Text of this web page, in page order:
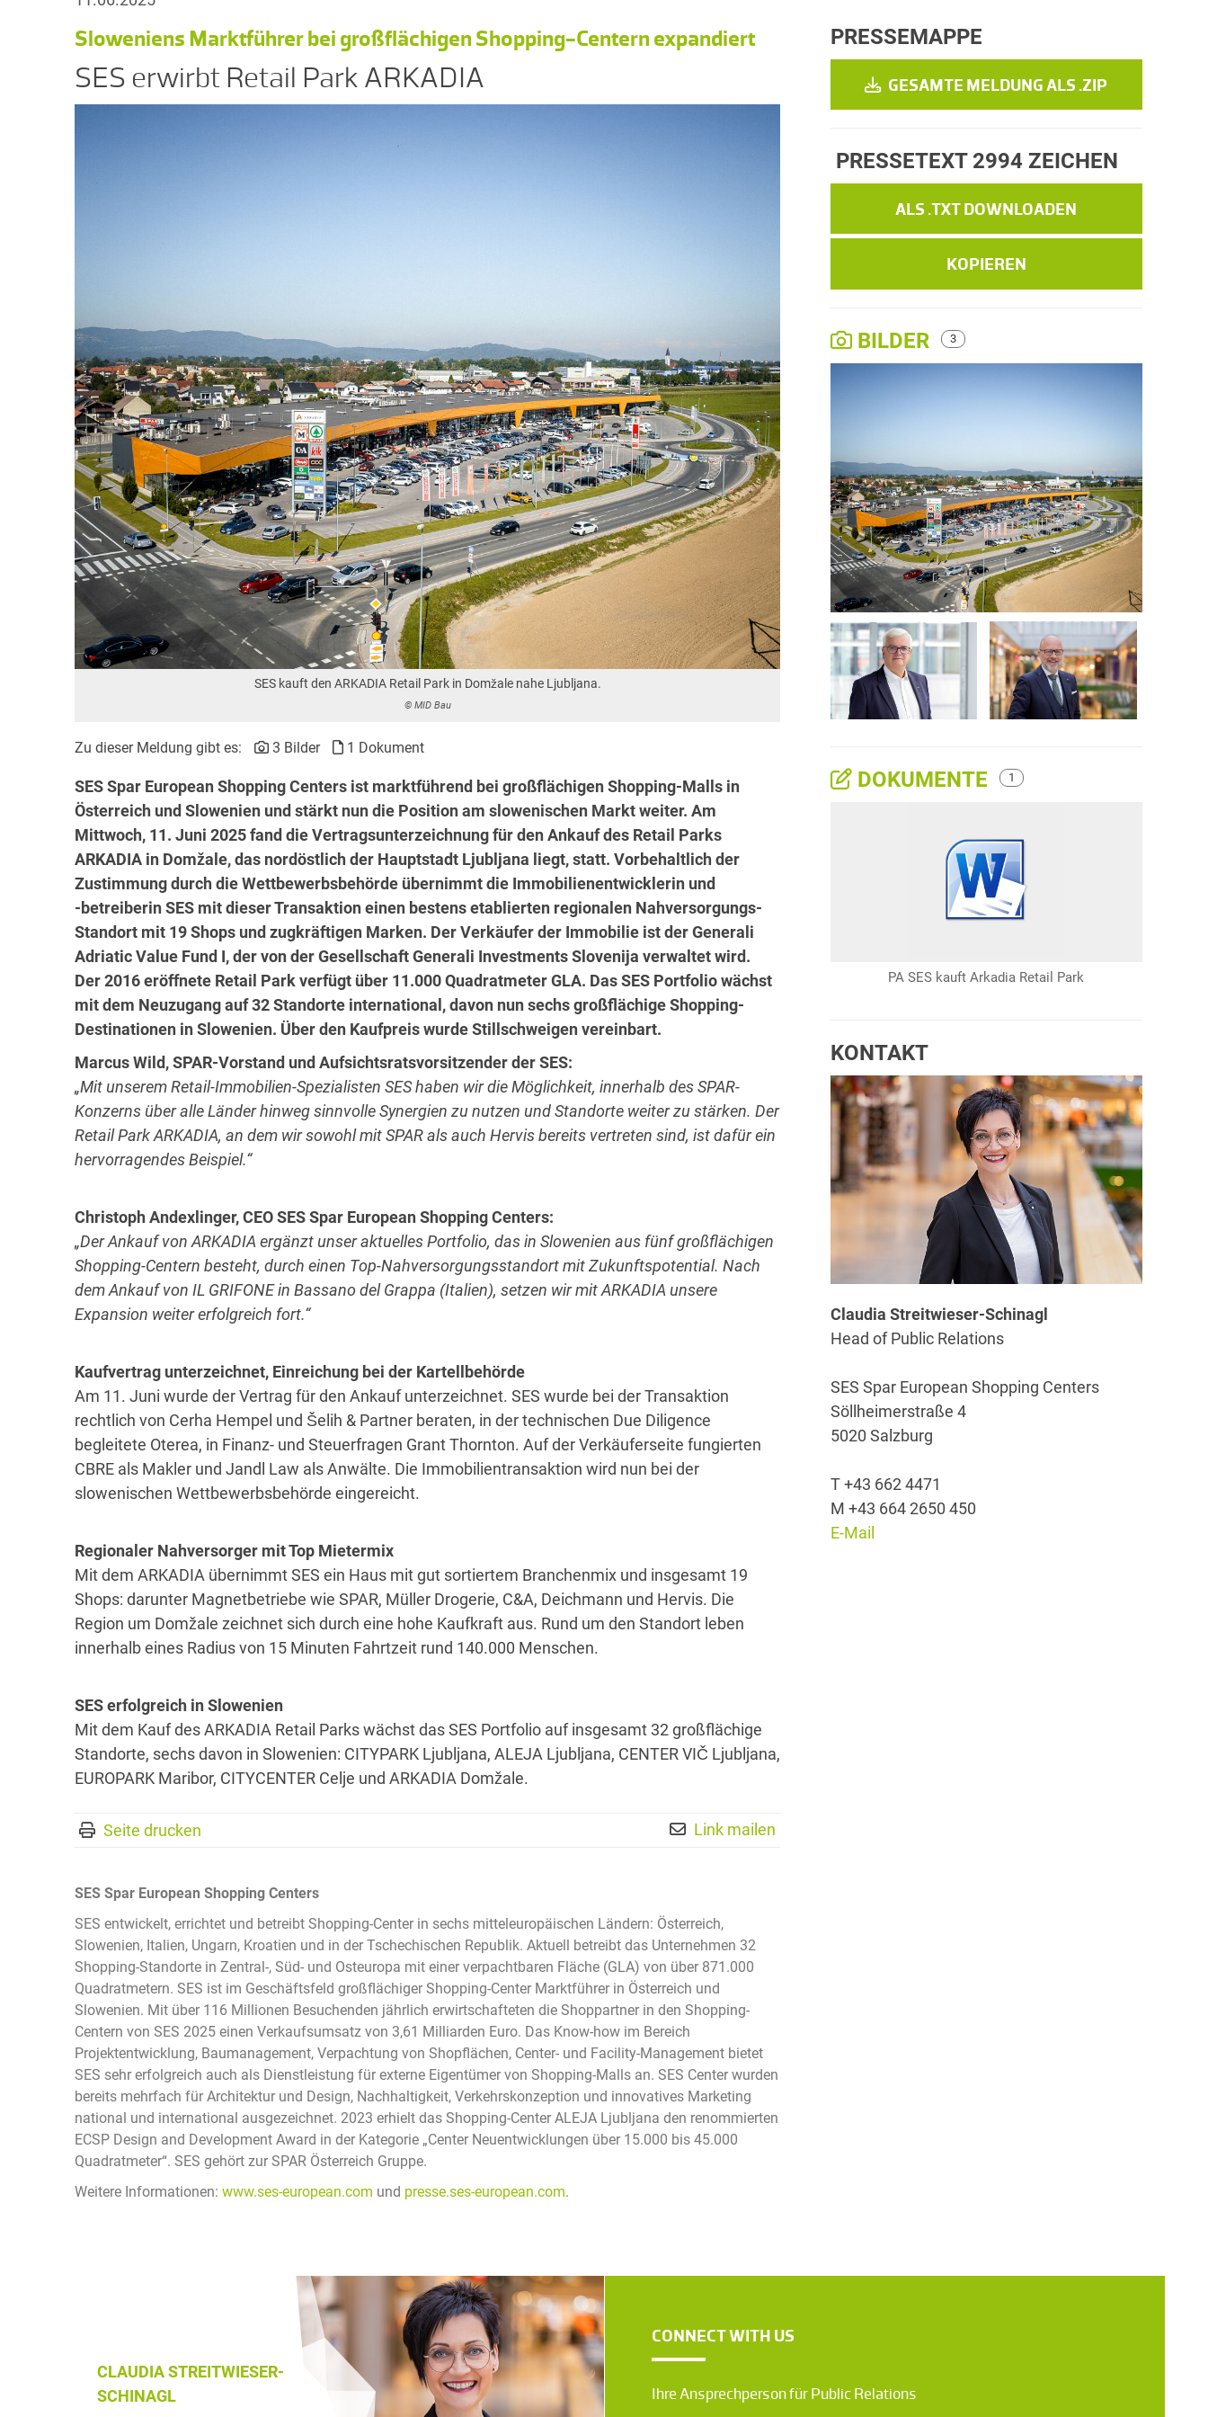
Sloweniens Marktführer bei großflächigen Shopping-Centern expandiert
SES erwirbt Retail Park ARKADIA
SES kauft den ARKADIA Retail Park in Domžale nahe Ljubljana.
© MID Bau
Zu dieser Meldung gibt es: 3 Bilder 1 Dokument
SES Spar European Shopping Centers ist marktführend bei großflächigen Shopping-Malls in
Österreich und Slowenien und stärkt nun die Position am slowenischen Markt weiter. Am
Mittwoch, 11. Juni 2025 fand die Vertragsunterzeichnung für den Ankauf des Retail Parks
ARKADIA in Domžale, das nordöstlich der Hauptstadt Ljubljana liegt, statt. Vorbehaltlich der
Zustimmung durch die Wettbewerbsbehörde übernimmt die Immobilienentwicklerin und
-betreiberin SES mit dieser Transaktion einen bestens etablierten regionalen Nahversorgungs-
Standort mit 19 Shops und zugkräftigen Marken. Der Verkäufer der Immobilie ist der Generali
Adriatic Value Fund I, der von der Gesellschaft Generali Investments Slovenija verwaltet wird.
Der 2016 eröffnete Retail Park verfügt über 11.000 Quadratmeter GLA. Das SES Portfolio wächst
mit dem Neuzugang auf 32 Standorte international, davon nun sechs großflächige Shopping-
Destinationen in Slowenien. Über den Kaufpreis wurde Stillschweigen vereinbart.
Marcus Wild, SPAR-Vorstand und Aufsichtsratsvorsitzender der SES:
„Mit unserem Retail-Immobilien-Spezialisten SES haben wir die Möglichkeit, innerhalb des SPAR-
Konzerns über alle Länder hinweg sinnvolle Synergien zu nutzen und Standorte weiter zu stärken. Der
Retail Park ARKADIA, an dem wir sowohl mit SPAR als auch Hervis bereits vertreten sind, ist dafür ein
hervorragendes Beispiel.“
Christoph Andexlinger, CEO SES Spar European Shopping Centers:
„Der Ankauf von ARKADIA ergänzt unser aktuelles Portfolio, das in Slowenien aus fünf großflächigen
Shopping-Centern besteht, durch einen Top-Nahversorgungsstandort mit Zukunftspotential. Nach
dem Ankauf von IL GRIFONE in Bassano del Grappa (Italien), setzen wir mit ARKADIA unsere
Expansion weiter erfolgreich fort.“
Kaufvertrag unterzeichnet, Einreichung bei der Kartellbehörde
Am 11. Juni wurde der Vertrag für den Ankauf unterzeichnet. SES wurde bei der Transaktion
rechtlich von Cerha Hempel und Šelih & Partner beraten, in der technischen Due Diligence
begleitete Oterea, in Finanz- und Steuerfragen Grant Thornton. Auf der Verkäuferseite fungierten
CBRE als Makler und Jandl Law als Anwälte. Die Immobilientransaktion wird nun bei der
slowenischen Wettbewerbsbehörde eingereicht.
Regionaler Nahversorger mit Top Mietermix
Mit dem ARKADIA übernimmt SES ein Haus mit gut sortiertem Branchenmix und insgesamt 19
Shops: darunter Magnetbetriebe wie SPAR, Müller Drogerie, C&A, Deichmann und Hervis. Die
Region um Domžale zeichnet sich durch eine hohe Kaufkraft aus. Rund um den Standort leben
innerhalb eines Radius von 15 Minuten Fahrtzeit rund 140.000 Menschen.
SES erfolgreich in Slowenien
Mit dem Kauf des ARKADIA Retail Parks wächst das SES Portfolio auf insgesamt 32 großflächige
Standorte, sechs davon in Slowenien: CITYPARK Ljubljana, ALEJA Ljubljana, CENTER VIČ Ljubljana,
EUROPARK Maribor, CITYCENTER Celje und ARKADIA Domžale.
Seite drucken Link mailen
SES Spar European Shopping Centers
SES entwickelt, errichtet und betreibt Shopping-Center in sechs mitteleuropäischen Ländern: Österreich,
Slowenien, Italien, Ungarn, Kroatien und in der Tschechischen Republik. Aktuell betreibt das Unternehmen 32
Shopping-Standorte in Zentral-, Süd- und Osteuropa mit einer verpachtbaren Fläche (GLA) von über 871.000
Quadratmetern. SES ist im Geschäftsfeld großflächiger Shopping-Center Marktführer in Österreich und
Slowenien. Mit über 116 Millionen Besuchenden jährlich erwirtschafteten die Shoppartner in den Shopping-
Centern von SES 2025 einen Verkaufsumsatz von 3,61 Milliarden Euro. Das Know-how im Bereich
Projektentwicklung, Baumanagement, Verpachtung von Shopflächen, Center- und Facility-Management bietet
SES sehr erfolgreich auch als Dienstleistung für externe Eigentümer von Shopping-Malls an. SES Center wurden
bereits mehrfach für Architektur und Design, Nachhaltigkeit, Verkehrskonzeption und innovatives Marketing
national und international ausgezeichnet. 2023 erhielt das Shopping-Center ALEJA Ljubljana den renommierten
ECSP Design and Development Award in der Kategorie „Center Neuentwicklungen über 15.000 bis 45.000
Quadratmeter“. SES gehört zur SPAR Österreich Gruppe.
Weitere Informationen: www.ses-european.com und presse.ses-european.com.
PRESSEMAPPE
GESAMTE MELDUNG ALS .ZIP
PRESSETEXT 2994 ZEICHEN
ALS .TXT DOWNLOADEN
KOPIEREN
BILDER 3
DOKUMENTE 1
PA SES kauft Arkadia Retail Park
KONTAKT
Claudia Streitwieser-Schinagl
Head of Public Relations
SES Spar European Shopping Centers
Söllheimerstraße 4
5020 Salzburg
T +43 662 4471
M +43 664 2650 450
E-Mail
CLAUDIA STREITWIESER-
SCHINAGL
CONNECT WITH US
Ihre Ansprechperson für Public Relations